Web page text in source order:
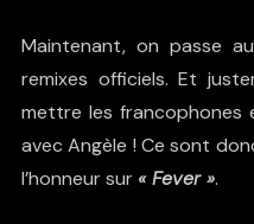
Maintenant, on passe
remixes officiels. Et
mettre les francophones
avec Angèle ! Ce sont
l’honneur sur « Fever ».